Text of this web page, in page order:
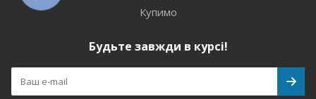
Купимо
Будьте завжди в курсі!